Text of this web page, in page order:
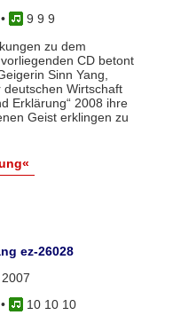
•
9 9 9
zu dem
CD betont
Sinn Yang,
Wirtschaft
Erklärung“ 2008 ihre
Geist erklingen zu
ez-26028
2007
•
10 10 10